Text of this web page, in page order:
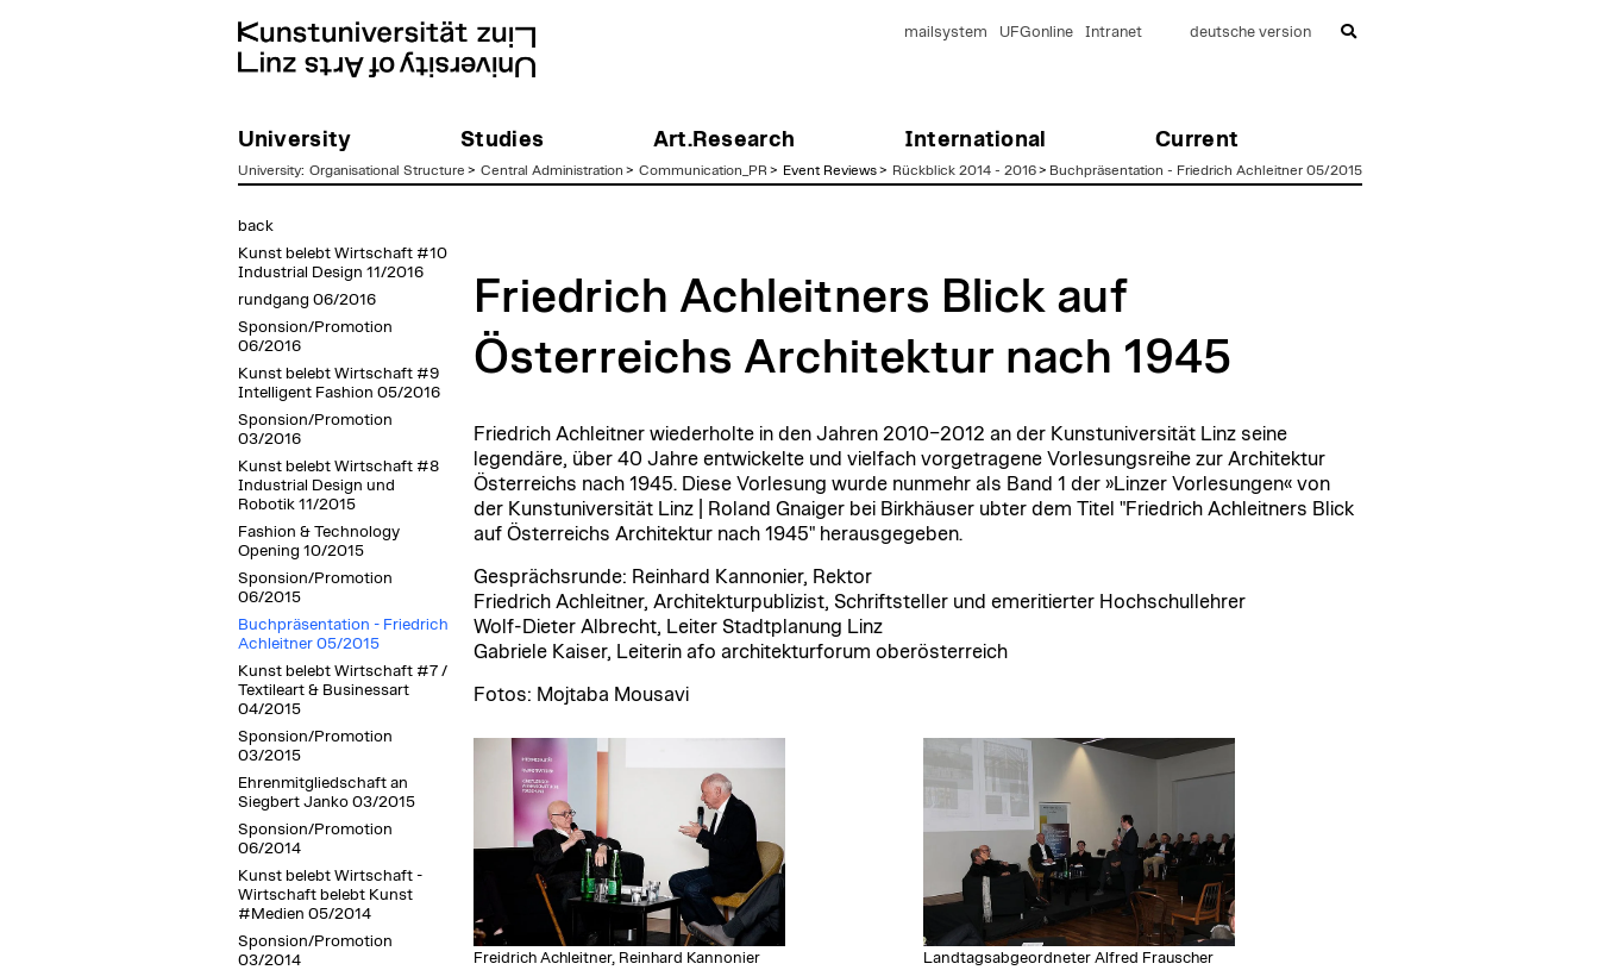
University Studies Art.Research International Current
mailsystem UFGonline Intranet deutsche version
University: Organisational Structure > Central Administration > Communication_PR > Event Reviews > Rückblick 2014 - 2016> Buchpräsentation - Friedrich Achleitner 05/2015
back
Kunst belebt Wirtschaft #10
Industrial Design 11/2016
rundgang 06/2016
Sponsion/Promotion
06/2016
Kunst belebt Wirtschaft #9
Intelligent Fashion 05/2016
Sponsion/Promotion
03/2016
Kunst belebt Wirtschaft #8
Industrial Design und
Robotik 11/2015
Fashion & Technology
Opening 10/2015
Sponsion/Promotion
06/2015
Buchpräsentation - Friedrich
Achleitner 05/2015
Kunst belebt Wirtschaft #7 /
Textileart & Businessart
04/2015
Sponsion/Promotion
03/2015
Ehrenmitgliedschaft an
Siegbert Janko 03/2015
Sponsion/Promotion
06/2014
Kunst belebt Wirtschaft -
Wirtschaft belebt Kunst
#Medien 05/2014
Sponsion/Promotion
03/2014
Friedrich Achleitners Blick auf
Österreichs Architektur nach 1945
Friedrich Achleitner wiederholte in den Jahren 2010–2012 an der Kunstuniversität Linz seine
legendäre, über 40 Jahre entwickelte und vielfach vorgetragene Vorlesungsreihe zur Architektur
Österreichs nach 1945. Diese Vorlesung wurde nunmehr als Band 1 der »Linzer Vorlesungen« von
der Kunstuniversität Linz | Roland Gnaiger bei Birkhäuser ubter dem Titel "Friedrich Achleitners Blick
auf Österreichs Architektur nach 1945" herausgegeben.
Gesprächsrunde: Reinhard Kannonier, Rektor
Friedrich Achleitner, Architekturpublizist, Schriftsteller und emeritierter Hochschullehrer
Wolf-Dieter Albrecht, Leiter Stadtplanung Linz
Gabriele Kaiser, Leiterin afo architekturforum oberösterreich
Fotos: Mojtaba Mousavi
Freidrich Achleitner, Reinhard Kannonier Landtagsabgeordneter Alfred Frauscher